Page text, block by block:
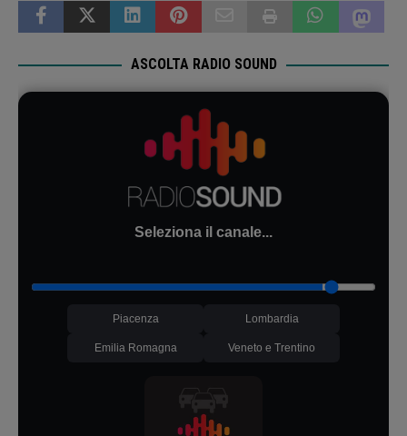
ASCOLTA RADIO SOUND
Seleziona il canale...
Piacenza Lombardia
Emilia Romagna Veneto e Trentino